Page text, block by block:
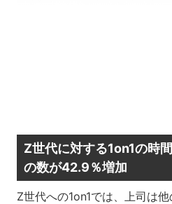
Z世代に対する1on1の時
の数が42.9％増加
Z世代への1on1では、上司は